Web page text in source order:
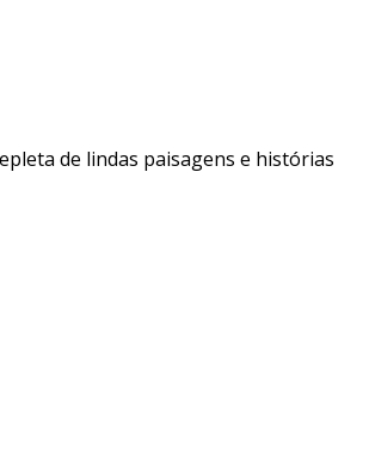
de lindas paisagens e histórias